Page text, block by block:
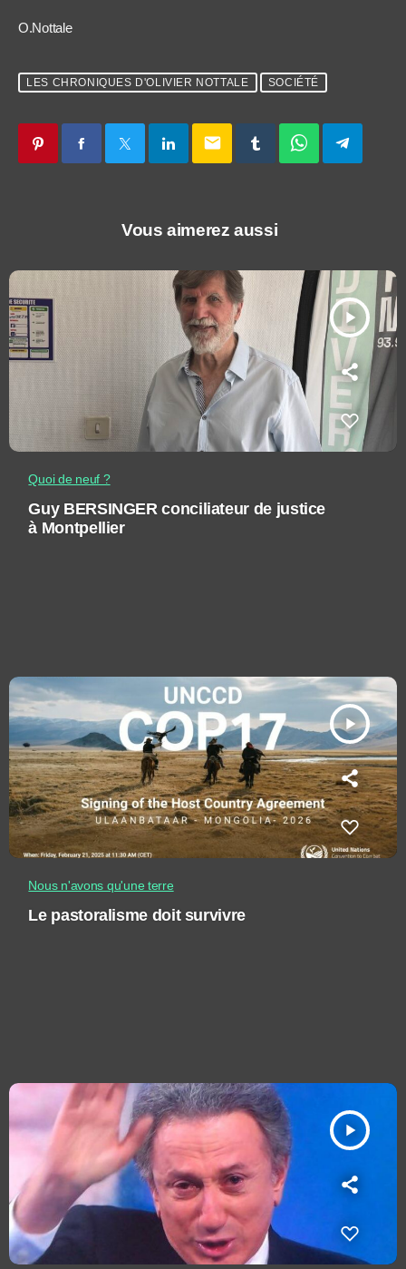
O.Nottale
LES CHRONIQUES D'OLIVIER NOTTALE SOCIÉTÉ
email
Vous aimerez aussi
play_arrow
Quoi de neuf ?
Guy BERSINGER conciliateur de justice
à Montpellier
play_arrow
Nous n'avons qu'une terre
Le pastoralisme doit survivre
play_arrow